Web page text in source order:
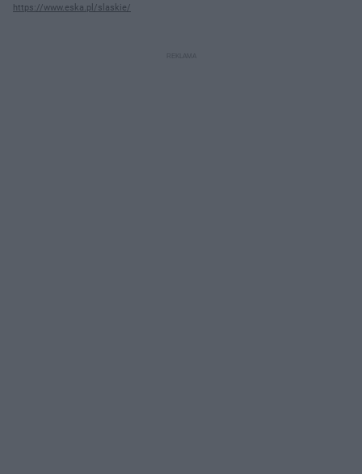
https://www.eska.pl/slaskie/